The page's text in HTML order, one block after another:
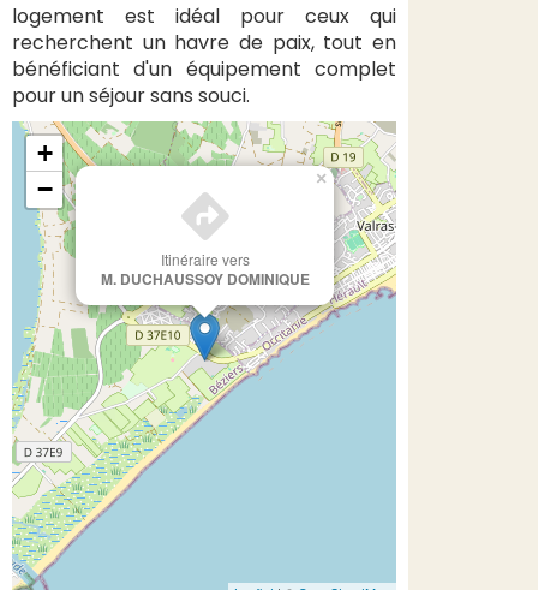
logement est idéal pour ceux qui
recherchent un havre de paix, tout en
bénéficiant d'un équipement complet
pour un séjour sans souci.
Itinéraire vers
M. DUCHAUSSOY DOMINIQUE
×
+
−